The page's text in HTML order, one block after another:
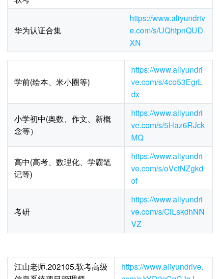
华为认证合集
https://www.aliyundriv
e.com/s/UQhtpnQUD
XN
学前(绘本、米小圈等)
https://www.aliyundri
ve.com/s/4co53EgrL
dx
小学初中(奥数、作文、新概
念等）
https://www.aliyundri
ve.com/s/5Haz6RJck
MQ
高中(高考、数理化、学霸笔
记等)
https://www.aliyundri
ve.com/s/oVctNZgkd
of
考研
https://www.aliyundri
ve.com/s/CiLskdhNN
VZ
江山老师.202105.软考高级
https://www.aliyundrive.